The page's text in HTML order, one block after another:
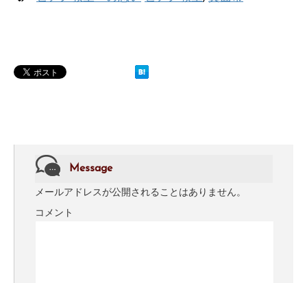
Message
メールアドレスが公開されることはありません。
コメント